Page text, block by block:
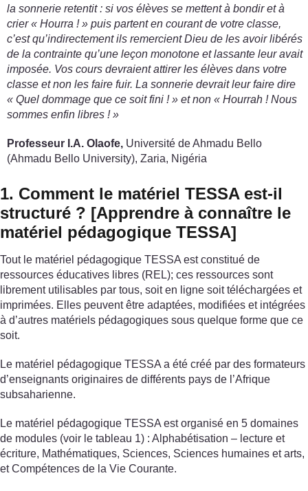
la sonnerie retentit : si vos élèves se mettent à bondir et à
crier « Hourra ! » puis partent en courant de votre classe,
c’est qu’indirectement ils remercient Dieu de les avoir libérés
de la contrainte qu’une leçon monotone et lassante leur avait
imposée. Vos cours devraient attirer les élèves dans votre
classe et non les faire fuir. La sonnerie devrait leur faire dire
« Quel dommage que ce soit fini ! » et non « Hourrah ! Nous
sommes enfin libres ! »
Professeur I.A. Olaofe, Université de Ahmadu Bello
(Ahmadu Bello University), Zaria, Nigéria
1. Comment le matériel TESSA est-il
structuré ? [Apprendre à connaître le
matériel pédagogique TESSA]
Tout le matériel pédagogique TESSA est constitué de
ressources éducatives libres (REL); ces ressources sont
librement utilisables par tous, soit en ligne soit téléchargées et
imprimées. Elles peuvent être adaptées, modifiées et intégrées
à d’autres matériels pédagogiques sous quelque forme que ce
soit.
Le matériel pédagogique TESSA a été créé par des formateurs
d’enseignants originaires de différents pays de l’Afrique
subsaharienne.
Le matériel pédagogique TESSA est organisé en 5 domaines
de modules (voir le tableau 1) : Alphabétisation – lecture et
écriture, Mathématiques, Sciences, Sciences humaines et arts,
et Compétences de la Vie Courante.